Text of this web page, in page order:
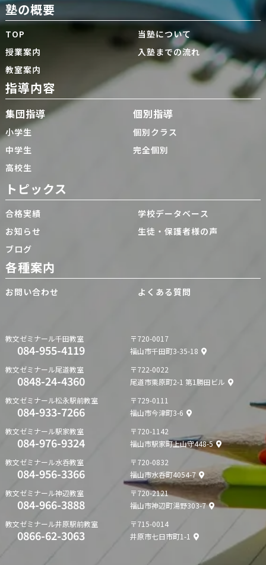
塾の概要
TOP
授業案内
教室案内
当塾について
入塾までの流れ
指導内容
集団指導
小学生
中学生
高校生
個別指導
個別クラス
完全個別
トピックス
合格実績
お知らせ
ブログ
学校データベース
生徒・保護者様の声
各種案内
お問い合わせ よくある質問
教文ゼミナール千田教室
084-955-4119
〒720-0017
福山市千田町3-35-18
教文ゼミナール尾道教室
0848-24-4360
〒722-0022
尾道市栗原町2-1 第1勝田ビル
教文ゼミナール松永駅前教室
084-933-7266
〒729-0111
福山市今津町3-6
教文ゼミナール駅家教室
084-976-9324
〒720-1142
福山市駅家町上山守448-5
教文ゼミナール水呑教室
084-956-3366
〒720-0832
福山市水呑町4054-7
教文ゼミナール神辺教室
084-966-3888
〒720-2121
福山市神辺町湯野303-7
教文ゼミナール井原駅前教室
0866-62-3063
〒715-0014
井原市七日市町1-1